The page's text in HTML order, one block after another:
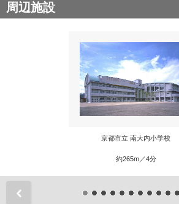
周辺施設
京都市立 南大内小学校
約265m／4分